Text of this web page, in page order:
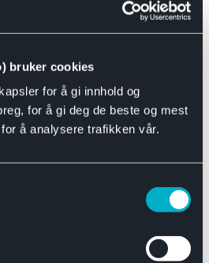
bruker cookies
for å gi innhold og
for å gi deg de beste og mest
å analysere trafikken vår.
drivverk
alle Bremsedeler
motor
alle Drivline og motor